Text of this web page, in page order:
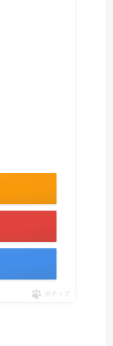
ポチップ